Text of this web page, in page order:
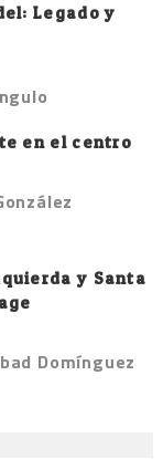
Legado y
en el centro
y Santa
Domínguez